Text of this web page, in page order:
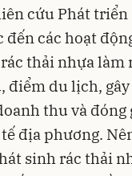
cứu Phát triển
các hoạt
thải nhựa làm
điểm du lịch,
thu và đóng
địa phương.
sinh rác thải